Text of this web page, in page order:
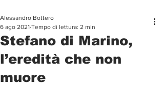
Stefano di Marino,
l’eredità che non
muore
Alessandro Bottero
6 ago 2021 Tempo di lettura: 2 min